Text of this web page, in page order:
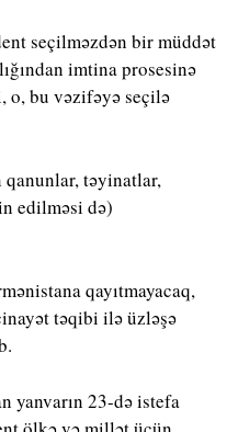
seçilməzdən bir müddət
imtina prosesinə
o, bu vəzifəyə seçilə
təyinatlar,
edilməsi də)
qayıtmayacaq,
təqibi ilə üzləşə
yanvarın 23-də istefa